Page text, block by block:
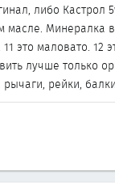
либо
масле.
это маловато.
лучше только
рейки,